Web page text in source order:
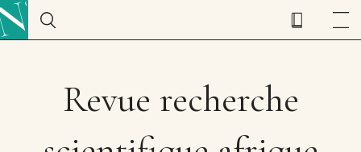
Revue recherche